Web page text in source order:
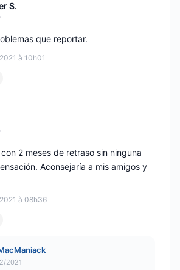
S.
à 10h01
que reportar.
à 08h36
2 meses de retraso sin ninguna
Aconsejaría a mis amigos y
2021